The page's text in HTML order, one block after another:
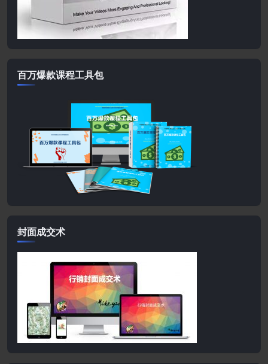
百万爆款课程工具包
封面成交术